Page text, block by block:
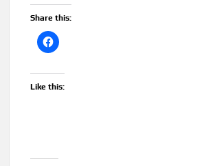
Share this:
Like this: